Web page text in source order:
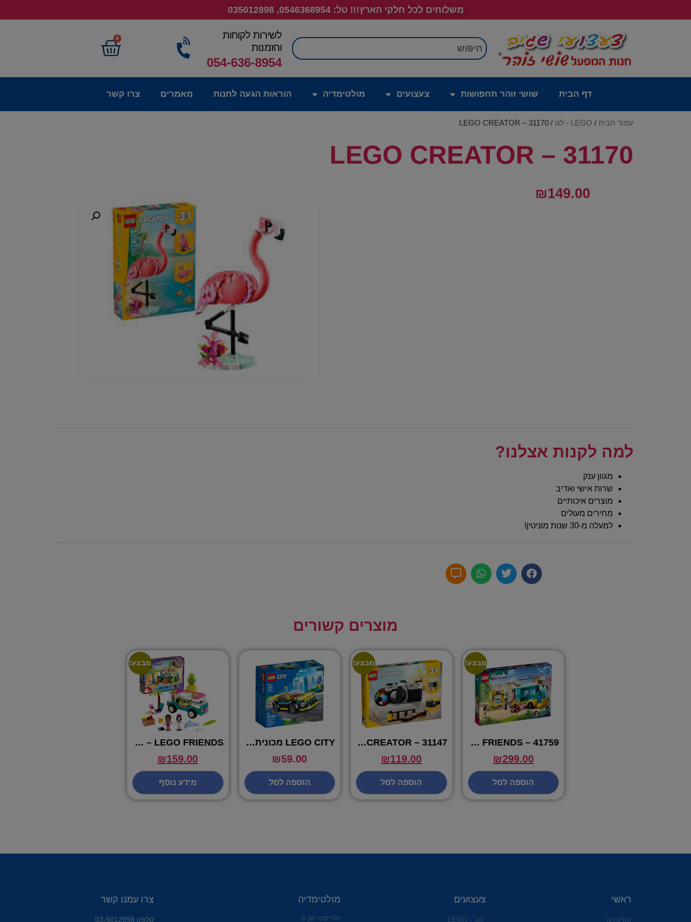
משלוחים לכל חלקי הארץ!!! טל: 0546368954, 035012898
חיפוש
לשירות לקוחות
והזמנות
054-636-8954
0
דף הבית שושי זוהר תחפושות צעצועים מולטימדיה הוראות הגעה לחנות מאמרים צרו קשר
עמוד הבית / LEGO - לגו / LEGO CREATOR – 31170
LEGO CREATOR – 31170
₪149.00
למה לקנות אצלנו?
מגוון ענק
שרות אישי ואדיב
מוצרים איכותיים
מחירים מעולים
למעלה מ-30 שנות מוניטין!
מוצרים קשורים
מבצע!
41759 – LEGO FRIENDS
₪299.00
הוספה לסל
מבצע!
31147 – LEGO CREATOR
₪119.00
הוספה לסל
LEGO CITY מכונית ספורט חשמלית – 60383
₪59.00
הוספה לסל
מבצע!
LEGO FRIENDS – משאית מיצים 41397
₪159.00
מידע נוסף
ראשי
אודותינו
צעצועים
לגו - LEGO
מולטימדיה
פלייסטיישן 5
צרו עמנו קשר
טלפון 03-5012898